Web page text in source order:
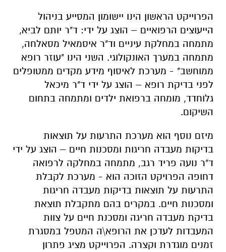
הפרוייקט הראשון הינו יישומון המסייע בניהול
הייעוצים הרפואיים – הוצג על ידי: ד"ר יותם לביא,
מתמחה במחלקת עיניים וד"ר איסמאיל מסאלחה,
מתמחה במערך האונקולוגי. השני הינו "עוזר רופא
ממוחשב" - מערכת לאיסוף מידע מקדים ממטופלים
לפני בדיקת רופא – הוצג על ידי ד"ר מיכאל
גלוחדד, מומחה ברפואת ילדים ומתמחה בתחום
השיקום.
מיזם נוסף הוא מערכת התרעות על תוצאות
בדיקות מעבדה חריגות ומסכנות חיים – הוצג על ידי
ד"ר נועה פריד רגב, מתמחה במחלקה לרפואה
דחופה הפרויקט הזוכה הוא - מערכת לקבלת
התרעות על תוצאות בדיקות מעבדה חריגות
ומסכנות חיים. במקרים בהם מתקבלת תוצאת
בדיקת מעבדה חריגה ומסכנת חיים על צוות
המעבדות לעדכן את הרופא\ה המטפל במסגרת
זמנים מוגדרת וקצרה. הפרוייקט מציג פתרון